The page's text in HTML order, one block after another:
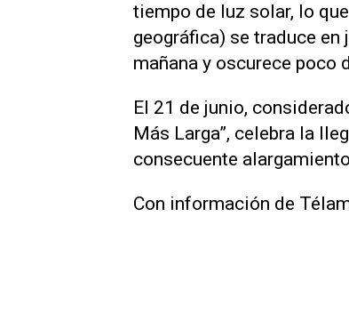
tiempo de luz solar, lo
geográfica) se traduce
mañana y oscurece poco
El 21 de junio,
Más Larga”, celebra la
consecuente
Con información de